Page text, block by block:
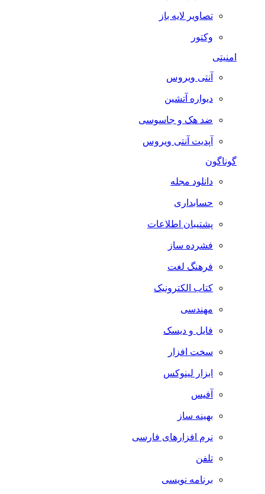
تصاویر لایه باز
وکتور
امنیتی
آنتی ویروس
دیواره آتشین
ضد هک و جاسوسی
آپدیت آنتی ویروس
گوناگون
دانلود مجله
حسابداری
پشتیبان اطلاعات
فشرده ساز
فرهنگ لغت
کتاب الکترونیک
مهندسی
فایل و دیسک
سخت افزار
ابزار لینوکس
آفیس
بهینه ساز
نرم افزارهای فارسی
تلفن
برنامه نویسی